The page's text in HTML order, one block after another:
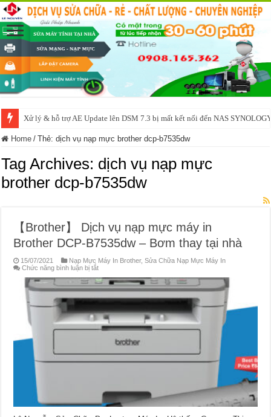
Xử lý & hỗ trợ AE Update lên DSM 7.3 bị mất kết nối đến NAS
Home / Thẻ:dịch vụ nạp mực brother dcp-b7535dw
Tag Archives: dịch vụ nạp mực
brother dcp-b7535dw
【Brother】 Dịch vụ nạp mực máy in
Brother DCP-B7535dw – Bơm thay tại nhà
15/07/2021 Nạp Mực Máy In Brother,Sửa Chữa Nạp Mực Máy In
Chức năng bình luận bị tắtở
Dịch
vụ
nạp
máy
in
Brother DCP-
thay
tại